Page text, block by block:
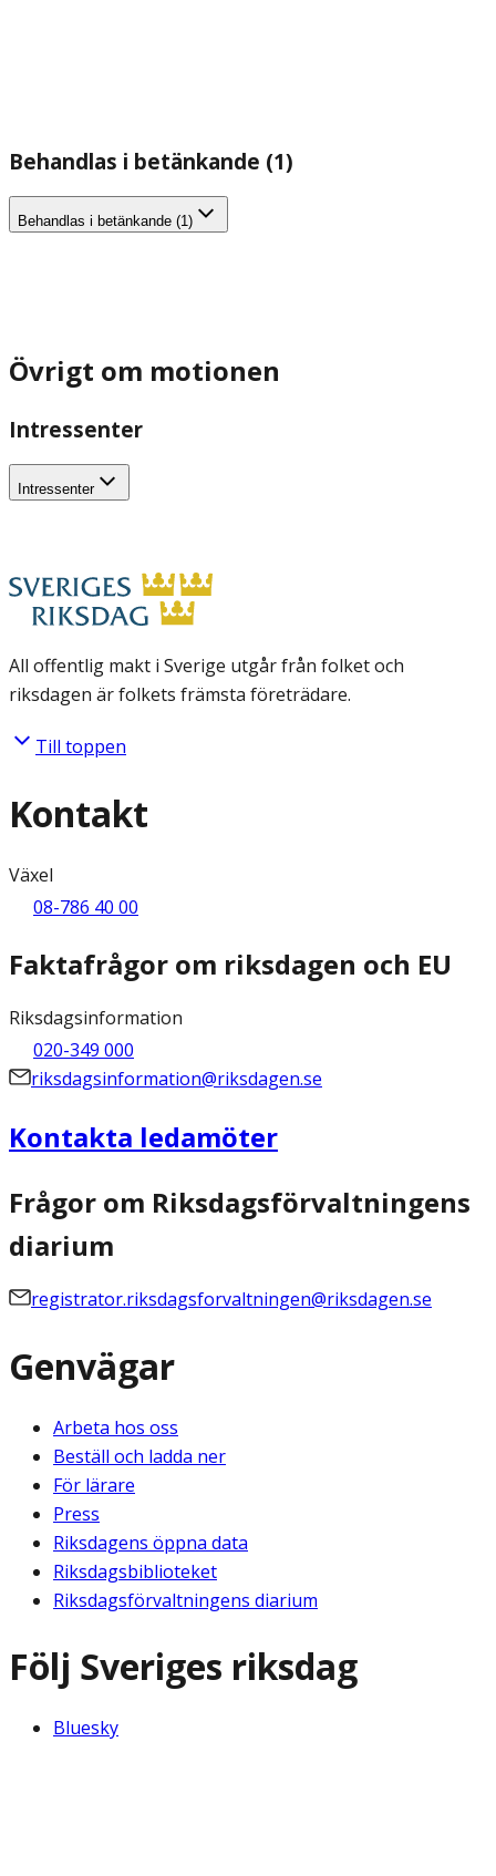
Behandlas i betänkande (1)
Behandlas i betänkande (1)
Övrigt om motionen
Intressenter
Intressenter
All offentlig makt i Sverige utgår från folket och
riksdagen är folkets främsta företrädare.
Till toppen
Kontakt
Växel
08-786 40 00
Faktafrågor om riksdagen och EU
Riksdagsinformation
020-349 000
riksdagsinformation@riksdagen.se
Kontakta ledamöter
Frågor om Riksdagsförvaltningens
diarium
registrator.riksdagsforvaltningen@riksdagen.se
Genvägar
Arbeta hos oss
Beställ och ladda ner
För lärare
Press
Riksdagens öppna data
Riksdagsbiblioteket
Riksdagsförvaltningens diarium
Följ Sveriges riksdag
Bluesky